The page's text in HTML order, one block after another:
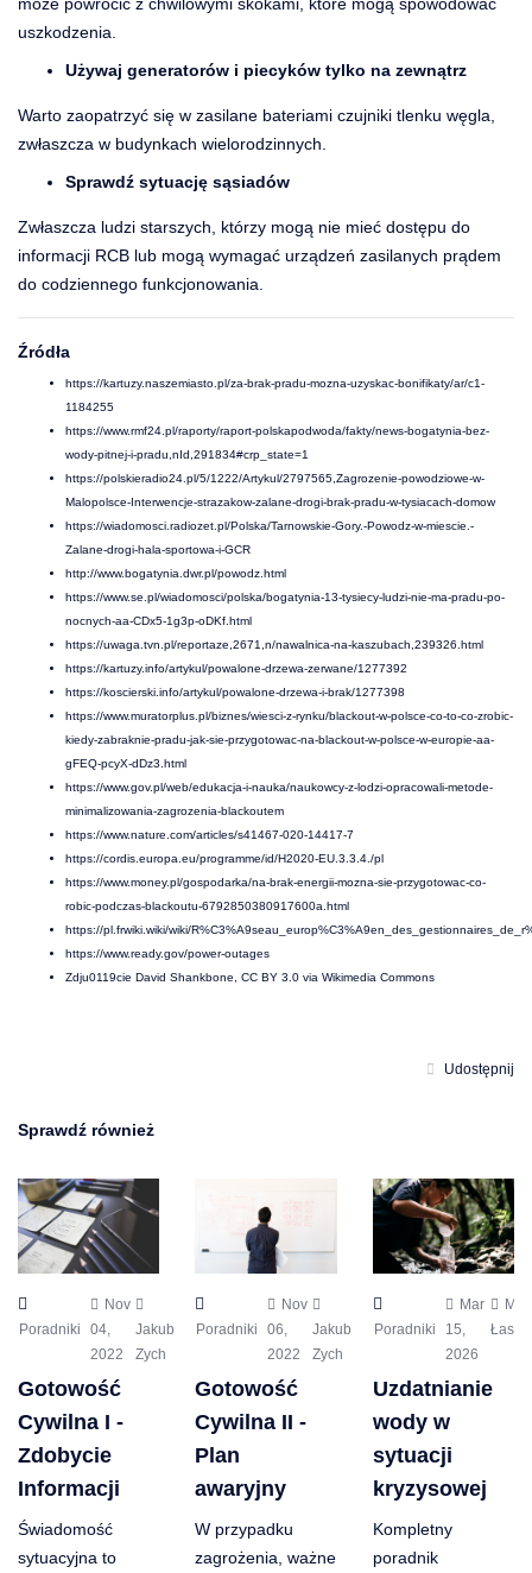
uszkodzenia.
Używaj generatorów i piecyków tylko na zewnątrz
Warto zaopatrzyć się w zasilane bateriami czujniki tlenku węgla,
zwłaszcza w budynkach wielorodzinnych.
Sprawdź sytuację sąsiadów
Zwłaszcza ludzi starszych, którzy mogą nie mieć dostępu do
informacji RCB lub mogą wymagać urządzeń zasilanych prądem
do codziennego funkcjonowania.
Źródła
https://kartuzy.naszemiasto.pl/za-brak-pradu-mozna-uzyskac-bonifikaty/ar/c1-
1184255
https://www.rmf24.pl/raporty/raport-polskapodwoda/fakty/news-bogatynia-bez-
wody-pitnej-i-pradu,nId,291834#crp_state=1
https://polskieradio24.pl/5/1222/Artykul/2797565,Zagrozenie-powodziowe-w-
Malopolsce-Interwencje-strazakow-zalane-drogi-brak-pradu-w-tysiacach-domow
https://wiadomosci.radiozet.pl/Polska/Tarnowskie-Gory.-Powodz-w-miescie.-
Zalane-drogi-hala-sportowa-i-GCR
http://www.bogatynia.dwr.pl/powodz.html
https://www.se.pl/wiadomosci/polska/bogatynia-13-tysiecy-ludzi-nie-ma-pradu-po-
nocnych-aa-CDx5-1g3p-oDKf.html
https://uwaga.tvn.pl/reportaze,2671,n/nawalnica-na-kaszubach,239326.html
https://kartuzy.info/artykul/powalone-drzewa-zerwane/1277392
https://koscierski.info/artykul/powalone-drzewa-i-brak/1277398
https://www.muratorplus.pl/biznes/wiesci-z-rynku/blackout-w-polsce-co-to-co-zrobic-
kiedy-zabraknie-pradu-jak-sie-przygotowac-na-blackout-w-polsce-w-europie-aa-
gFEQ-pcyX-dDz3.html
https://www.gov.pl/web/edukacja-i-nauka/naukowcy-z-lodzi-opracowali-metode-
minimalizowania-zagrozenia-blackoutem
https://www.nature.com/articles/s41467-020-14417-7
https://cordis.europa.eu/programme/id/H2020-EU.3.3.4./pl
https://www.money.pl/gospodarka/na-brak-energii-mozna-sie-przygotowac-co-
robic-podczas-blackoutu-6792850380917600a.html
https://pl.frwiki.wiki/wiki/
https://www.ready.gov/power-outages
Zdju0119cie David Shankbone, CC BY 3.0 via Wikimedia Commons
Udostępnij
Sprawdź również
Poradniki
Nov
04,
2022
Jakub
Zych
Gotowość
Cywilna I -
Zdobycie
Informacji
Świadomość
sytuacyjna to
Poradniki
Nov
06,
2022
Jakub
Zych
Gotowość
Cywilna II -
Plan
awaryjny
W przypadku
zagrożenia, ważne
Poradniki
Mar
15,
2026
Uzdatnianie
wody w
sytuacji
kryzysowej
Kompletny
poradnik